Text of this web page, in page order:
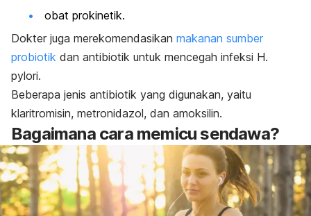
obat prokinetik.
Dokter juga merekomendasikan makanan sumber
probiotik dan antibiotik untuk mencegah infeksi H.
pylori.
Beberapa jenis antibiotik yang digunakan, yaitu
klaritromisin, metronidazol, dan amoksilin.
Bagaimana cara memicu sendawa?